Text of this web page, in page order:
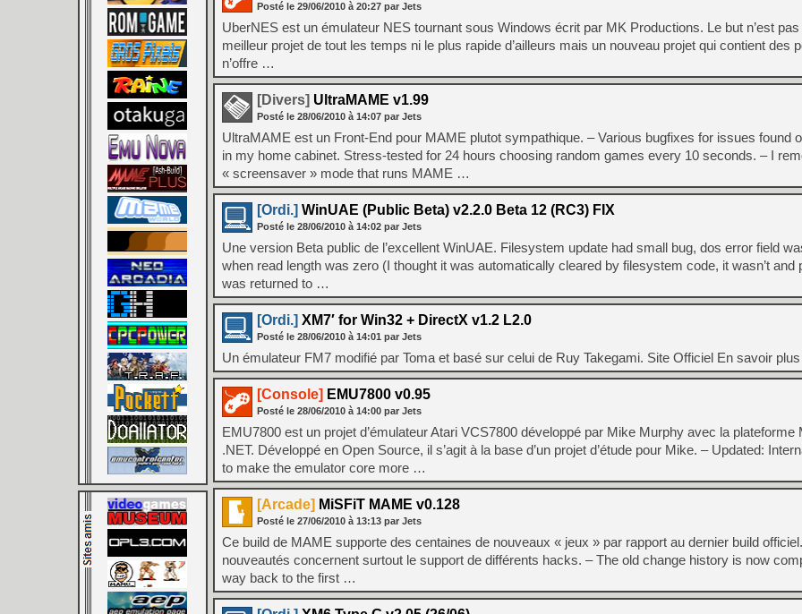
[LS] [Switch] NSZ 5.0.0
[GK] No More Room in
[GK] Un chatbot Atelier
Posté le 29/06/2010 à 20:27 par Jets
UberNES est un émulateur NES tournant sous Windows écrit par MK Productions. Le but n’est
meilleur projet de tout les temps ni le plus rapide d’ailleurs mais un nouveau projet qui contient des
n’offre …
[Divers] UltraMAME v1.99
Posté le 28/06/2010 à 14:07 par Jets
UltraMAME est un Front-End pour MAME plutot sympathique. – Various bugfixes for issues found
in my home cabinet. Stress-tested for 24 hours choosing random games every 10 seconds. – I
« screensaver » mode that runs MAME …
[Ordi.] WinUAE (Public Beta) v2.2.0 Beta 12 (RC3) FIX
Posté le 28/06/2010 à 14:02 par Jets
Une version Beta public de l’excellent WinUAE. Filesystem update had small bug, dos error field
when read length was zero (I thought it was automatically cleared by filesystem code, it wasn’t and
was returned to …
[Ordi.] XM7′ for Win32 + DirectX v1.2 L2.0
Posté le 28/06/2010 à 14:01 par Jets
Un émulateur FM7 modifié par Toma et basé sur celui de Ruy Takegami. Site Officiel En savoir
[Console] EMU7800 v0.95
Posté le 28/06/2010 à 14:00 par Jets
EMU7800 est un projet d’émulateur Atari VCS7800 développé par Mike Murphy avec la plateforme
.NET. Développé en Open Source, il s’agit à la base d’un projet d’étude pour Mike. – Updated:
to make the emulator core more …
[Arcade] MiSFiT MAME v0.128
Posté le 27/06/2010 à 13:13 par Jets
Ce build de MAME supporte des centaines de nouveaux « jeux » par rapport au dernier build
nouveautés concernent surtout le support de différents hacks. – The old change history is now
way back to the first …